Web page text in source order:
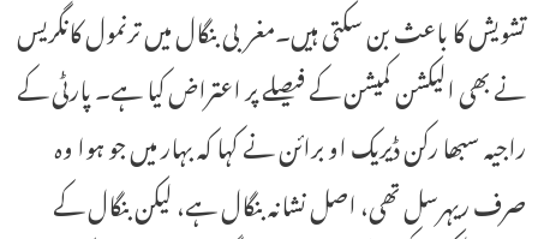
تشویش کا باعث بن سکتی ہیں۔مغربی بنگال میں ترنمول کانگریس
نے بھی الیکشن کمیشن کے فیصلے پر اعتراض کیا ہے۔ پارٹی کے
راجیہ سبھا رکن ڈیریک او برائن نے کہا کہ بہار میں جو ہوا وہ
صرف ریہرسل تھی، اصل نشانہ بنگال ہے، لیکن بنگال کے